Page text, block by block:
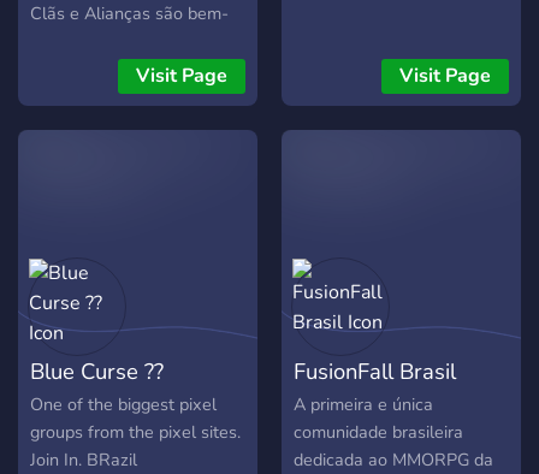
Clãs e Alianças são bem-
cantinho de comunicação
com seus membros.
Atualizações do jogo,
cada vez mais unida!
Visit Page Visit Page
Blue Curse ??
One of the biggest pixel
groups from the pixel sites.
Join In. BRazil
FusionFall Brasil
A primeira e única
comunidade brasileira
dedicada ao MMORPG da